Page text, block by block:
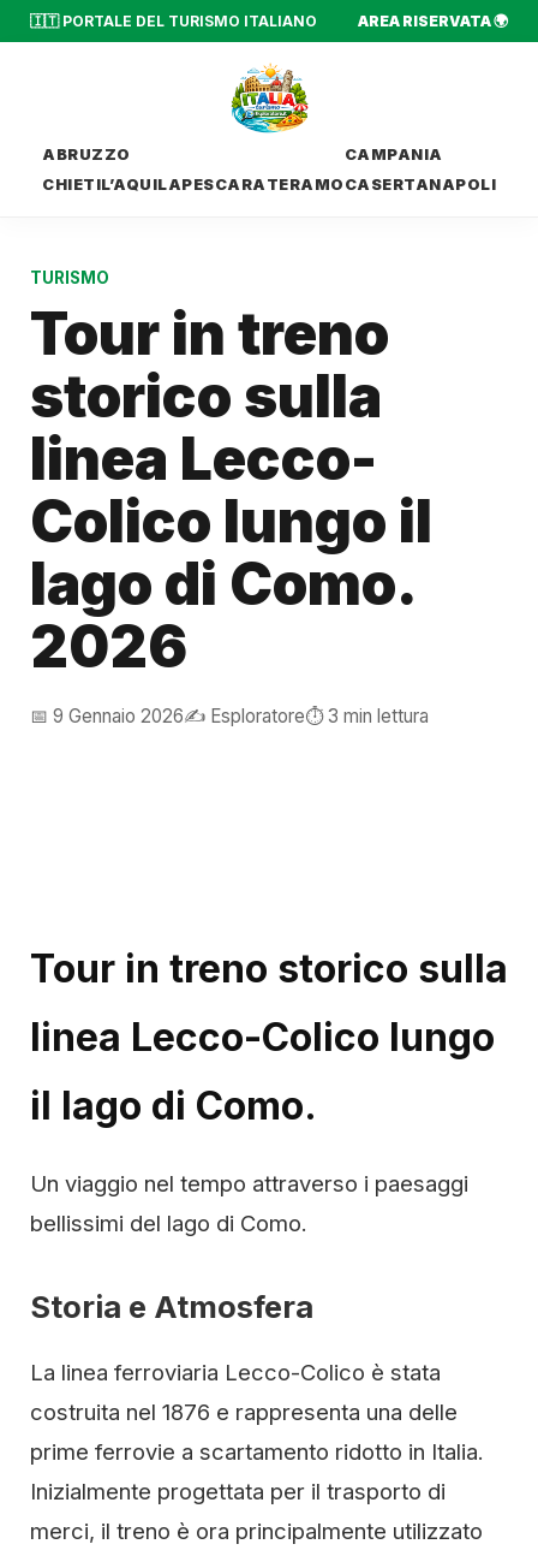
🇮🇹 PORTALE DEL TURISMO ITALIANO AREA RISERVATA 🌍
ABRUZZO
CHIETIL’AQUILAPESCARA TERAMO
CAMPANIA
CASERTANAPOLI
TURISMO
Tour in treno
storico sulla
linea Lecco-
Colico lungo il
lago di Como.
2026
📅 9 Gennaio 2026✍️ Esploratore⏱️ 3 min lettura
Tour in treno storico sulla
linea Lecco-Colico lungo
il lago di Como.
Un viaggio nel tempo attraverso i paesaggi
bellissimi del lago di Como.
Storia e Atmosfera
La linea ferroviaria Lecco-Colico è stata
costruita nel 1876 e rappresenta una delle
prime ferrovie a scartamento ridotto in Italia.
Inizialmente progettata per il trasporto di
merci, il treno è ora principalmente utilizzato